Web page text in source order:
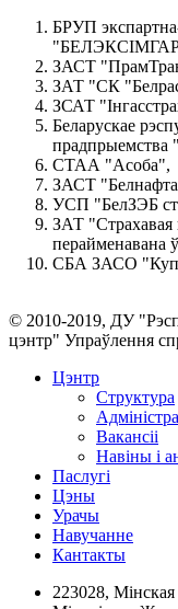
БРУП
ЗАСТ
ЗАТ "СК
ЗСАТ
Беларускае
прадпрыемства
СТАА "Асоба",
ЗАСТ
УСП "БелЗЭБ
ЗАТ "Страхавая
перайменавана
СБА ЗАСО
© 2010-2019, ДУ
цэнтр" Упраўлення
Цэнтр
Структура
Вакансіі
Навіны і
Паслугi
Цэны
Урачы
Навучанне
Кантакты
223028,